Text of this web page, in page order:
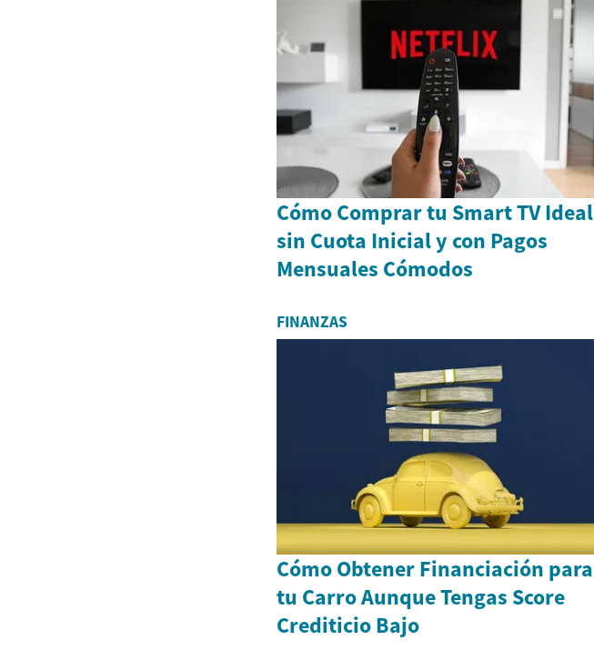
Cómo Comprar tu Smart TV Ideal
sin Cuota Inicial y con Pagos
Mensuales Cómodos
FINANZAS
Cómo Obtener Financiación para
tu Carro Aunque Tengas Score
Crediticio Bajo